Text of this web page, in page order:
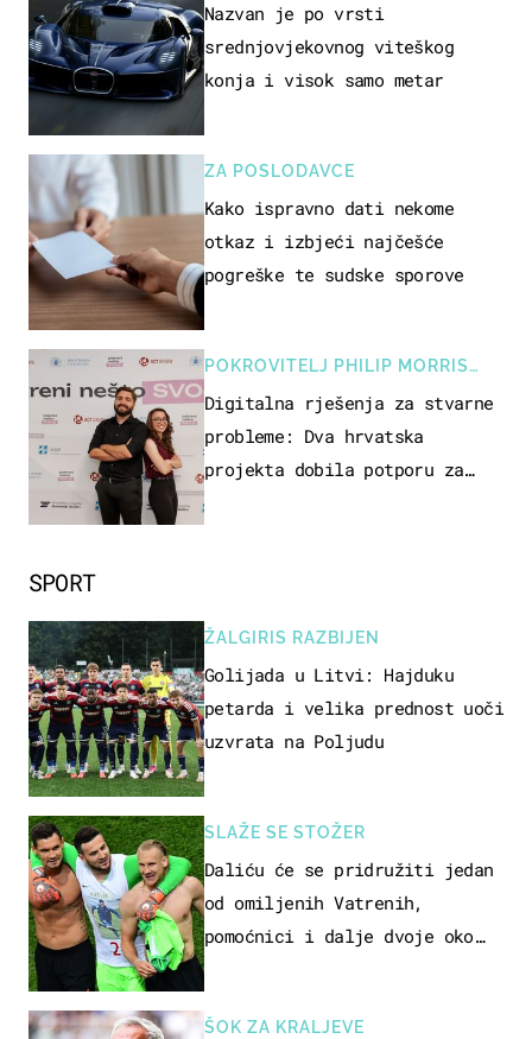
SPORT
ŽALGIRIS RAZBIJEN
Golijada u Litvi: Hajduku
petarda i velika prednost uoči
uzvrata na Poljudu
SLAŽE SE STOŽER
Daliću će se pridružiti jedan
od omiljenih Vatrenih,
pomoćnici i dalje dvoje oko
ŠOK ZA KRALJEVE
Nazvan je po vrsti
srednjovjekovnog viteškog
konja i visok samo metar
ZA POSLODAVCE
Kako ispravno dati nekome
otkaz i izbjeći najčešće
pogreške te sudske sporove
POKROVITELJ PHILIP MORRIS
ZAGREB
Digitalna rješenja za stvarne
probleme: Dva hrvatska
projekta dobila potporu za